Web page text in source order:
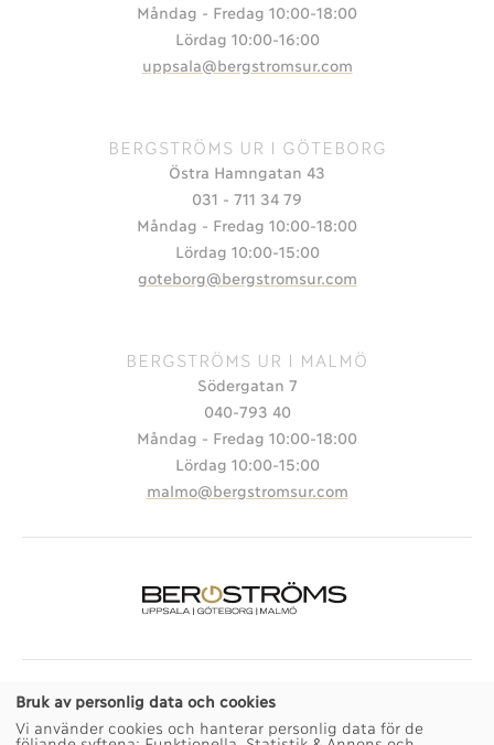
Måndag - Fredag 10:00-18:00
Lördag 10:00-16:00
uppsala@bergstromsur.com
BERGSTRÖMS UR I GÖTEBORG
Östra Hamngatan 43
031 - 711 34 79
Måndag - Fredag 10:00-18:00
Lördag 10:00-15:00
goteborg@bergstromsur.com
BERGSTRÖMS UR I MALMÖ
Södergatan 7
040-793 40
Måndag - Fredag 10:00-18:00
Lördag 10:00-15:00
malmo@bergstromsur.com
© 2026 TEMPORA MALMÖ AB
Köpvillkor
Jobba hos oss
Bruk av personlig data och cookies
Vi använder cookies och hanterar personlig data för de